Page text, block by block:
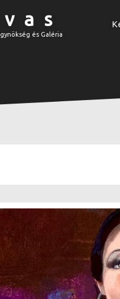
és Galéria